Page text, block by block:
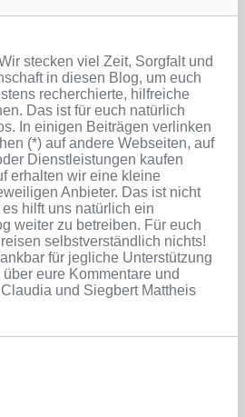
stecken viel Zeit, Sorgfalt und
in diesen Blog, um euch
recherchierte, hilfreiche
Das ist für euch natürlich
In einigen Beiträgen verlinken
(*) auf andere Webseiten, auf
Dienstleistungen kaufen
erhalten wir eine kleine
Anbieter. Das ist nicht
hilft uns natürlich ein
weiter zu betreiben. Für euch
selbstverständlich nichts!
für jegliche Unterstützung
eure Kommentare und
und Siegbert Mattheis